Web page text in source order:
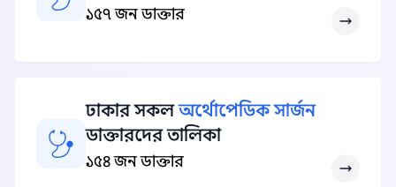
১৫৭ জন ডাক্তার
ঢাকার সকলঅর্থোপেডিক সার্জন
ডাক্তারদের তালিকা
১৫৪ জন ডাক্তার